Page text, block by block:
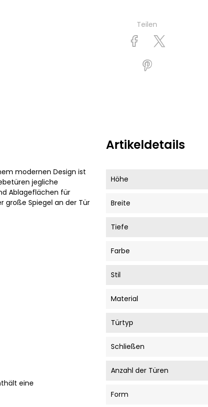
Teilen
modernen Design ist
jegliche
Ablageflächen für
große Spiegel an der Tür
eine
Artikeldetails
Höhe
Breite
Tiefe
Farbe
Stil
Material
Türtyp
Schließen
Anzahl der Türen
Form